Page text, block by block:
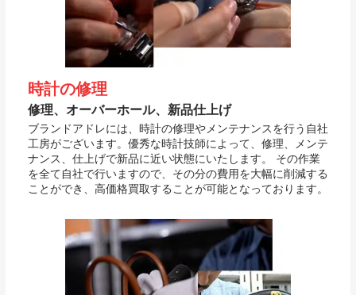
時計の修理
修理、オーバーホール、新品仕上げ
ブランドアドレには、時計の修理やメンテナンスを行う自社
工房がございます。優秀な時計技師によって、修理、メンテ
ナンス、仕上げで新品に近い状態にいたします。 その作業
を全て自社で行いますので、その分の費用を大幅に削減する
ことができ、高価格買取することが可能となっております。